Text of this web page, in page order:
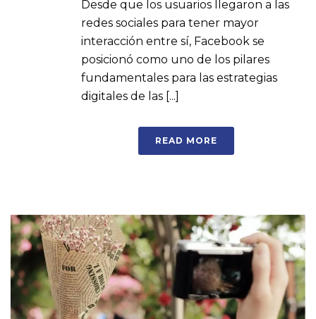
Desde que los usuarios llegaron a las
redes sociales para tener mayor
interacción entre sí, Facebook se
posicionó como uno de los pilares
fundamentales para las estrategias
digitales de las [...]
READ MORE